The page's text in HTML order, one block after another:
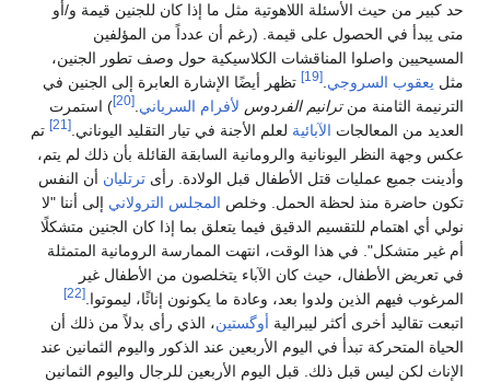
حد كبير من حيث الأسئلة اللاهوتية مثل ما إذا كان للجنين قيمة و/أو
متى يبدأ في الحصول على قيمة. (رغم أن عدداً من المؤلفين
المسيحيين واصلوا المناقشات الكلاسيكية حول وصف تطور الجنين،
مثل يعقوب السروجي.
[19]
تظهر أيضًا الإشارة العابرة إلى الجنين في
الترنيمة الثامنة منترانيم الفردوس لأفرام السرياني.
[20]
) استمرت
العديد من المعالجات الآبائية لعلم الأجنة في تيار التقليد اليوناني.[21]
تم
عكس وجهة النظر اليونانية والرومانية السابقة القائلة بأن ذلك لم يتم،
وأدينت جميع عمليات قتل الأطفال قبل الولادة. رأى ترتليان أن النفس
تكون حاضرة منذ لحظة الحمل. وخلص المجلس الترولاني إلى أننا "لا
نولي أي اهتمام للتقسيم الدقيق فيما يتعلق بما إذا كان الجنين متشكلًا
أم غير متشكل". في هذا الوقت، انتهت الممارسة الرومانية المتمثلة
في تعريض الأطفال، حيث كان الآباء يتخلصون من الأطفال غير
المرغوب فيهم الذين ولدوا بعد، وعادة ما يكونون إناثًا، ليموتوا.[22]
اتبعت تقاليد أخرى أكثر ليبرالية أوگستين، الذي رأى بدلاً من ذلك أن
الحياة المتحركة تبدأ في اليوم الأربعين عند الذكور واليوم الثمانين عند
الإناث لكن ليس قبل ذلك. قبل اليوم الأربعين للرجال واليوم الثمانين